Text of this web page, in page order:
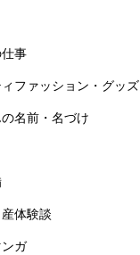
事
ファッション・グッズ
名前・名づけ
体験談
ガ